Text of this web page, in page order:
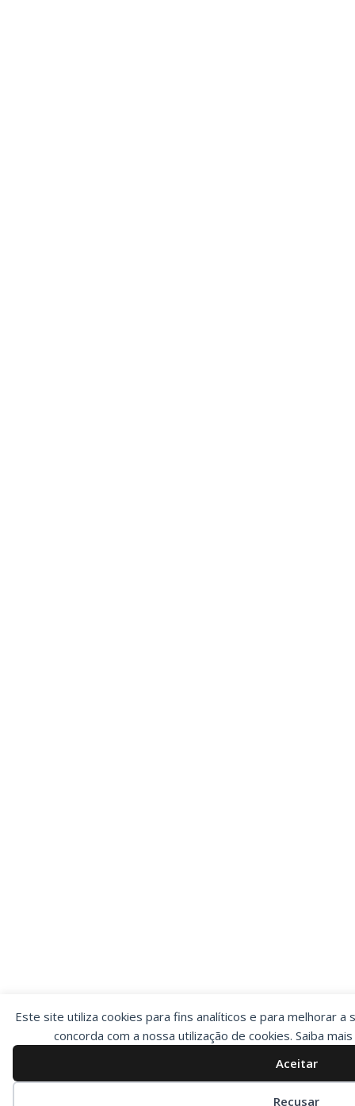
Este site utiliza cookies para fins analíticos e para melhorar a
concorda com a nossa utilização de cookies. Saiba
Aceitar
Recusar